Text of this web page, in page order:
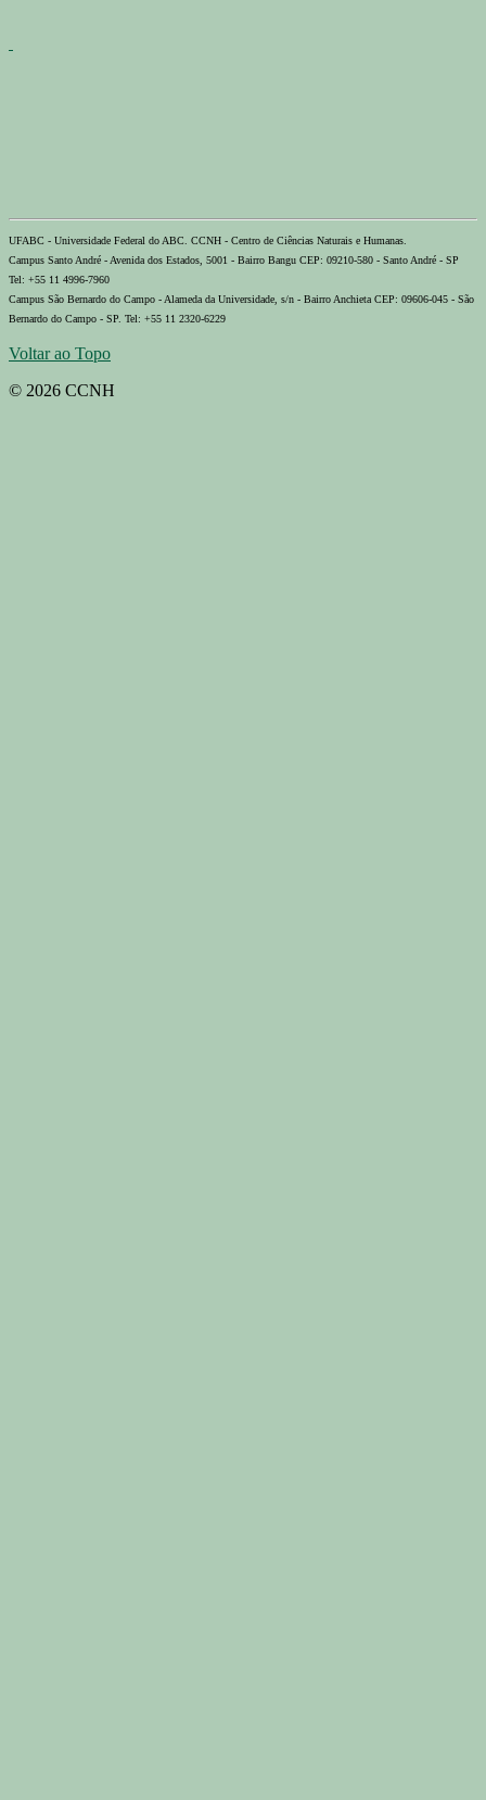
UFABC - Universidade Federal do ABC. CCNH - Centro de Ciências Naturais e Humanas.
Campus Santo André - Avenida dos Estados, 5001 - Bairro Bangu CEP: 09210-580 - Santo André - SP
Tel: +55 11 4996-7960
Campus São Bernardo do Campo - Alameda da Universidade, s/n - Bairro Anchieta CEP: 09606-045 - São
Bernardo do Campo - SP. Tel: +55 11 2320-6229
Voltar ao Topo
© 2026 CCNH